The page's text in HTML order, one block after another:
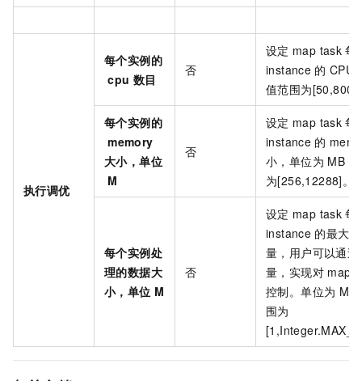
执行调优
每个实例的
cpu 数目
否
设定 map task 每
instance 的 CPU
值范围为[50,800]
每个实例的
memory
大小，单位
M
否
设定 map task 每
instance 的
小，单位为 MB，
为[256,12288]。
每个实例处
理的数据大
小，单位 M
否
设定 map task 每
instance 的最大
量，用户可以通
量，实现对 map
控制。单位为 MB
围为